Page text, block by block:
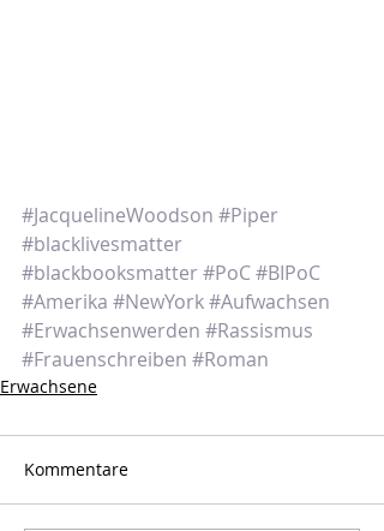
#JacquelineWoodson #Piper
#blacklivesmatter
#blackbooksmatter#PoC#BIPoC
#Amerika #NewYork#Aufwachsen
#Erwachsenwerden #Rassismus
#Frauenschreiben #Roman
Erwachsene
Kommentare